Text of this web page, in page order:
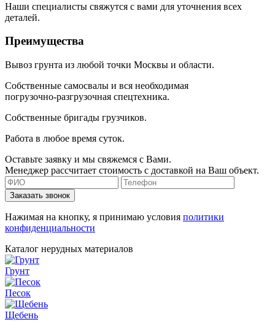
Наши специалисты свяжутся с вами для уточнения всех
деталей.
Преимущества
Вывоз грунта из любой точки Москвы и области.
Собственные самосвалы и вся необходимая
погрузочно-разгрузочная спецтехника.
Собственные бригады грузчиков.
Работа в любое время суток.
Оставьте заявку и мы свяжемся с Вами.
Менеджер рассчитает стоимость с доставкой на Ваш объект.
Заказать звонок
Нажимая на кнопку, я принимаю условия политики
конфиденциальности
Каталог нерудных материалов
Грунт
Песок
Щебень